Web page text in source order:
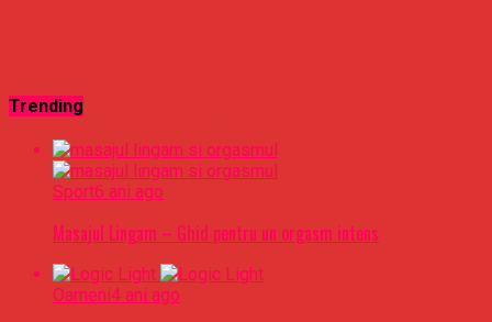
Trending
Sport6 ani ago
Masajul Lingam – Ghid pentru un orgasm intens
Oameni4 ani ago